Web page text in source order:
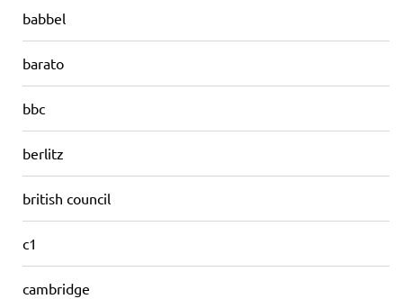
babbel
barato
bbc
berlitz
british council
c1
cambridge